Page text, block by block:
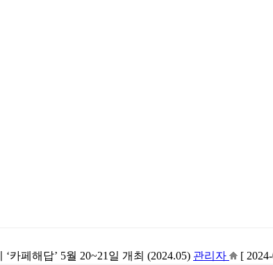
페해답’ 5월 20~21일 개최 (2024.05) 관리자 [